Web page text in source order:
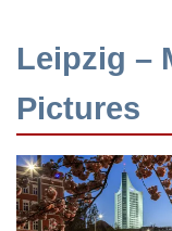
Leipzig –
Pictures